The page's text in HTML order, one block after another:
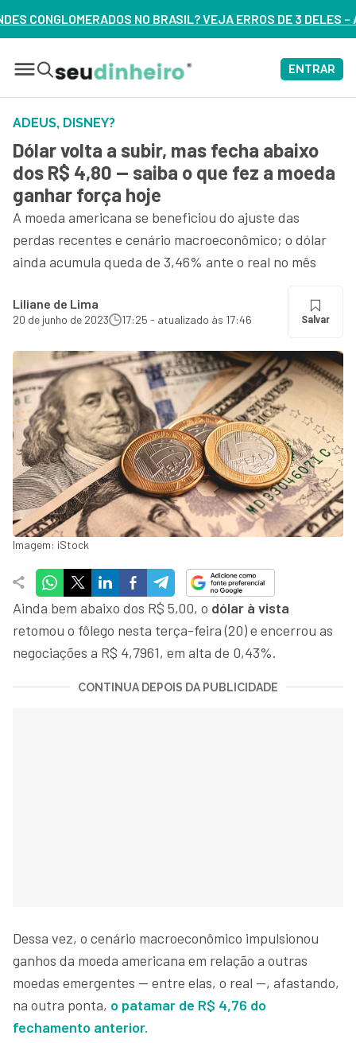
VEJA ERROS DE 3 DELES – ASSISTA AGORA
ENTRAR
ADEUS, DISNEY?
Dólar volta a subir, mas fecha abaixo
dos R$ 4,80 — saiba o que fez a moeda
ganhar força hoje
A moeda americana se beneficiou do ajuste das
perdas recentes e cenário macroeconômico; o dólar
ainda acumula queda de 3,46% ante o real no mês
Liliane de Lima
20 de junho de 2023 17:25 - atualizado às 17:46 Salvar
Imagem: iStock
Ainda bem abaixo dos R$ 5,00, o dólar à vista
retomou o fôlego nesta terça-feira (20) e encerrou as
negociações a R$ 4,7961, em alta de 0,43%.
CONTINUA DEPOIS DA PUBLICIDADE
Dessa vez, o cenário macroeconômico impulsionou
ganhos da moeda americana em relação a outras
moedas emergentes — entre elas, o real —, afastando,
na outra ponta, o patamar de R$ 4,76 do
fechamento anterior.